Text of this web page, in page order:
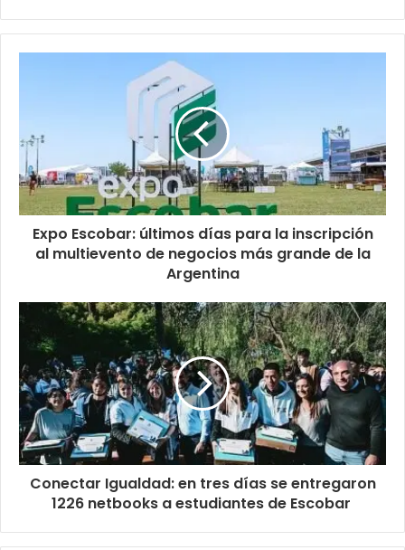
Expo Escobar: últimos días para la inscripción
al multievento de negocios más grande de la
Argentina
Conectar Igualdad: en tres días se entregaron
1226 netbooks a estudiantes de Escobar